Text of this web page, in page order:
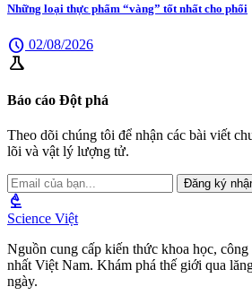
Những loại thực phẩm “vàng” tốt nhất cho phổi
schedule 02/08/2026
science
Báo cáo Đột phá
Theo dõi chúng tôi để nhận các bài viết
lõi và vật lý lượng tử.
Đăng ký
biotech
Science Việt
Nguồn cung cấp kiến thức khoa học,
nhất Việt Nam. Khám phá thế giới qua
ngày.